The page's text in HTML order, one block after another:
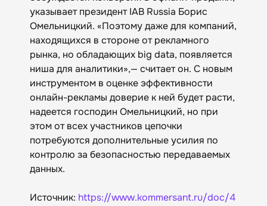
указывает президент IAB Russia Борис
Омельницкий. «Поэтому даже для компаний,
находящихся в стороне от рекламного
рынка, но обладающих big data, появляется
ниша для аналитики»,— считает он. С новым
инструментом в оценке эффективности
онлайн-рекламы доверие к ней будет расти,
надеется господин Омельницкий, но при
этом от всех участников цепочки
потребуются дополнительные усилия по
контролю за безопасностью передаваемых
данных.
Источник: https://www.kommersant.ru/doc/4